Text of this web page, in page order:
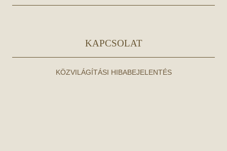
KAPCSOLAT
KÖZVILÁGÍTÁSI HIBABEJELENTÉS